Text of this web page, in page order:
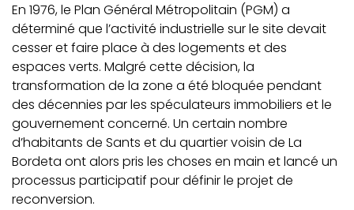
En 1976, le Plan Général Métropolitain (PGM) a
déterminé que l’activité industrielle sur le site devait
cesser et faire place à des logements et des
espaces verts. Malgré cette décision, la
transformation de la zone a été bloquée pendant
des décennies par les spéculateurs immobiliers et le
gouvernement concerné. Un certain nombre
d’habitants de Sants et du quartier voisin de La
Bordeta ont alors pris les choses en main et lancé un
processus participatif pour définir le projet de
reconversion.